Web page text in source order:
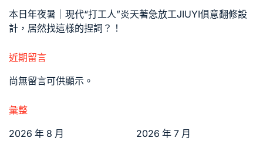
本日年夜暑｜現代“打工人”炎天著急放工JIUYI俱意翻修設
計，居然找這樣的捏詞？！
近期留言
尚無留言可供顯示。
彙整
2026 年 8 月
2026 年 7 月